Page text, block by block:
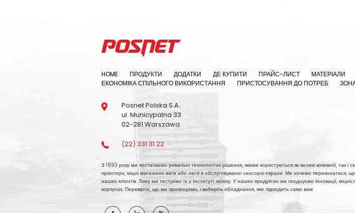
HOME ПРОДУКТИ ДОДАТКИ ДЕ КУПИТИ ПРАЙС-ЛИСТ МАТЕРІАЛИ
ЕКОНОМІКА СПІЛЬНОГО ВИКОРИСТАННЯ
ПРИСТОСУВАННЯ ДО ПОТРЕБ
Posnet Polska S.A.
ul. Municypalna 33
02-281 Warszawa
(22) 331 31 22
З 1993 року ми постачаємо унікальні технологічні рішення, якими користуються як великі компанії, так
принтери, міцні магазинні ваги або легкі в обслуговуванні сенсорні екрани. Ми хочемо переконатися,
наших клієнтів. Тому ми тестуємо їх у Інституті зв'язку. У наших продуктах ми поєднуємо інновації,
корпусах. Перевірте, що ми пропонуємо, і виберіть обладнання, яке підходить саме вам.